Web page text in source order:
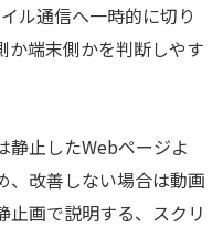
ル通信へ一時的に切り
か端末側かを判断しやす
静止したWebページよ
、改善しない場合は動画
止画で説明する、スクリ